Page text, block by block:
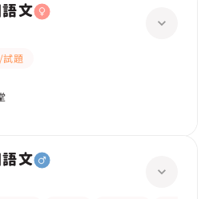
文
試題
文